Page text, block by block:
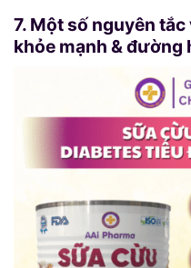
7. Một số nguyên
khỏe mạnh & đường